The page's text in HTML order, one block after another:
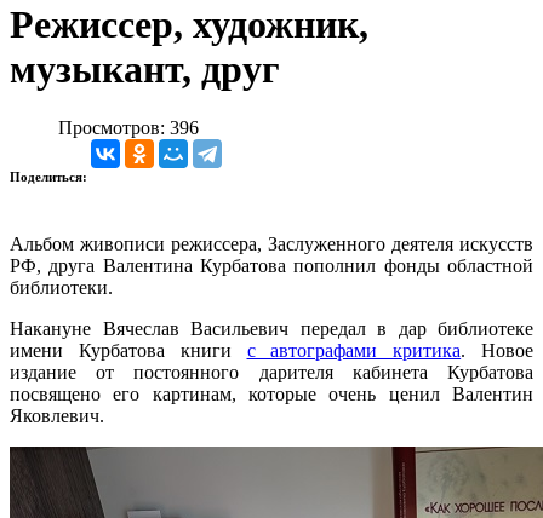
Режиссер, художник,
музыкант, друг
Просмотров: 396
Поделиться:
Альбом живописи режиссера, Заслуженного деятеля искусств
РФ, друга Валентина Курбатова пополнил фонды областной
библиотеки.
Накануне Вячеслав Васильевич передал в дар библиотеке
имени Курбатова книги с автографами критика. Новое
издание от постоянного дарителя кабинета Курбатова
посвящено его картинам, которые очень ценил Валентин
Яковлевич.